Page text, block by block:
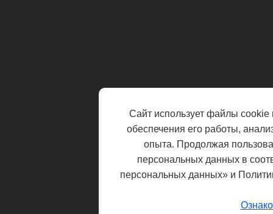
Сайт использует файлы cookie
обеспечения его работы,
опыта. Продолжая
персональных данных в
персональных данных» и